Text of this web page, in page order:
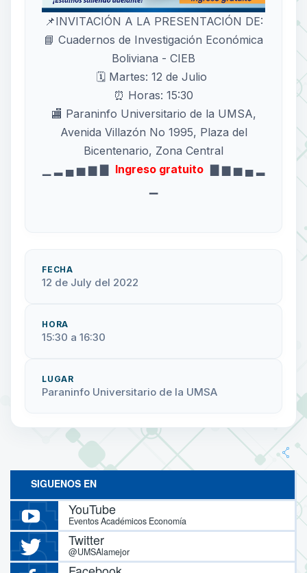
📌INVITACIÓN A LA PRESENTACIÓN DE:
📘 Cuadernos de Investigación Económica
Boliviana - CIEB
🗓️ Martes: 12 de Julio
⏰ Horas: 15:30
🏬 Paraninfo Universitario de la UMSA,
Avenida Villazón No 1995, Plaza del
Bicentenario, Zona Central
▁ ▂ ▄ ▅ ▆ ▇ Ingreso gratuito ▇ ▆ ▅ ▄ ▂
FECHA
12 de July del 2022
HORA
15:30 a 16:30
LUGAR
Paraninfo Universitario de la UMSA
SIGUENOS EN
YouTube
Eventos Académicos Economía
Twitter
@UMSAlamejor